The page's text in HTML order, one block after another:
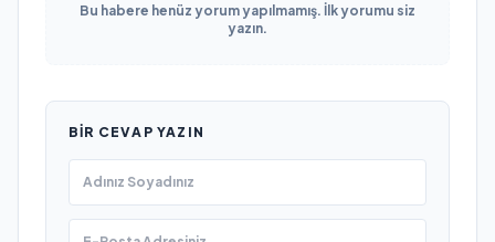
Bu habere henüz yorum yapılmamış. İlk yorumu siz
yazın.
BIR CEVAP YAZIN